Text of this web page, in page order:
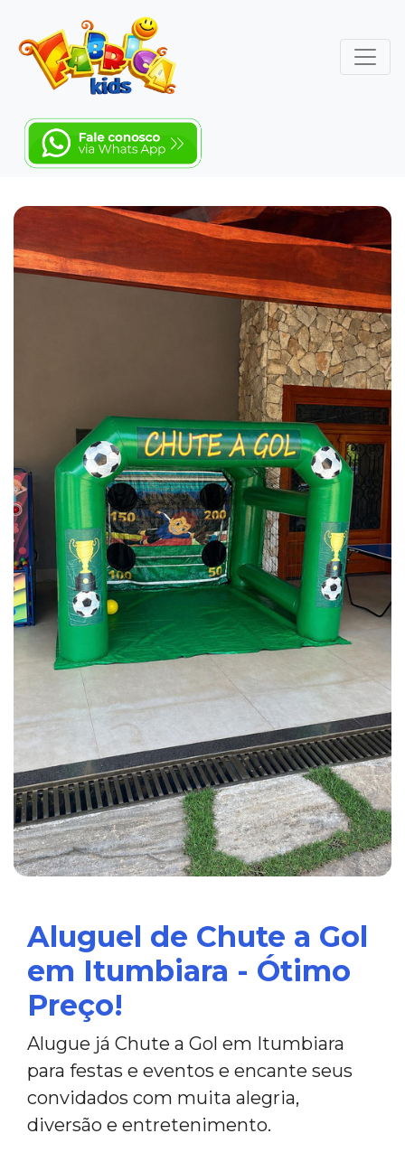
Aluguel de Chute a Gol
em Itumbiara - Ótimo
Preço!
Alugue já Chute a Gol em Itumbiara
para festas e eventos e encante seus
convidados com muita alegria,
diversão e entretenimento.